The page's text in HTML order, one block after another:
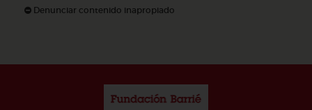
Denunciar contenido inapropiado